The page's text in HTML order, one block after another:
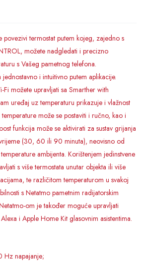
povezivi termostat putem kojeg, zajedno s
možete nadgledati i precizno
s Vašeg pametnog telefona.
i intuitivno putem aplikacije.
možete upravljati sa Smarther with
uređaj uz temperaturu prikazuje i vlažnost
može se postaviti i ručno, kao i
funkcija može se aktivirati za sustav grijanja
(30, 60 ili 90 minuta), neovisno od
ambijenta. Korištenjem jedinstvene
s više termostata unutar objekta ili više
te različitom temperaturom u svakoj
s Netatmo pametnim radijatorskim
om je također moguće upravljati
i Apple Home Kit glasovnim asistentima.
napajanje;